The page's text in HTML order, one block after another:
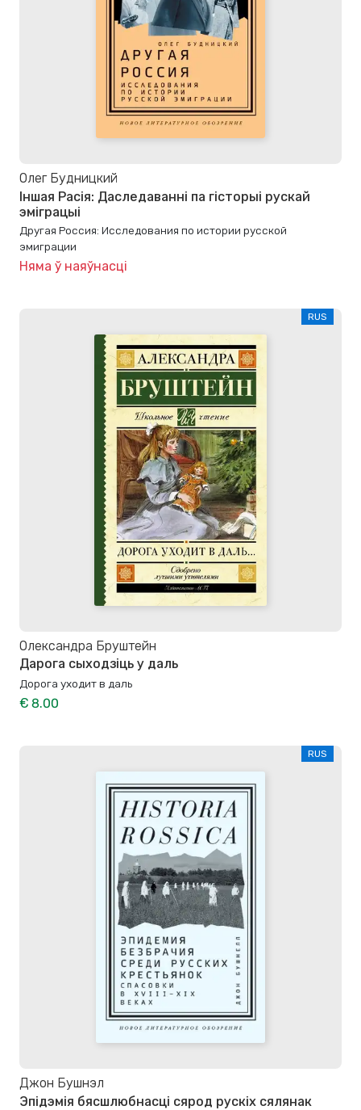
Олег Будницкий
Іншая Расія: Даследаванні па гісторыі рускай
эміграцыі
Другая Россия: Исследования по истории русской
эмиграции
Няма ў наяўнасці
RUS
Олександра Бруштейн
Дарога сыходзіць у даль
Дорога уходит в даль
€ 8.00
RUS
Джон Бушнэл
Эпідэмія бясшлюбнасці сярод рускіх сялянак